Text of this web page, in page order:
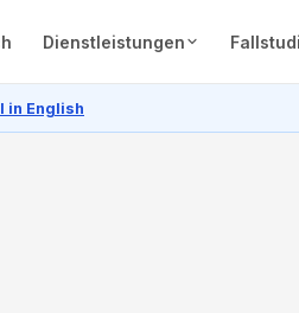
Dienstleistungen
in English